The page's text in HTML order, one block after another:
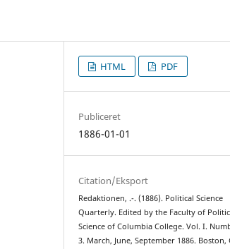
HTML PDF
Publiceret
1886-01-01
Citation/Eksport
Redaktionen, .-. (1886). Political Science
Quarterly. Edited by the Faculty of
Science of Columbia College. Vol. I.
3. March, June, September 1886. Boston,